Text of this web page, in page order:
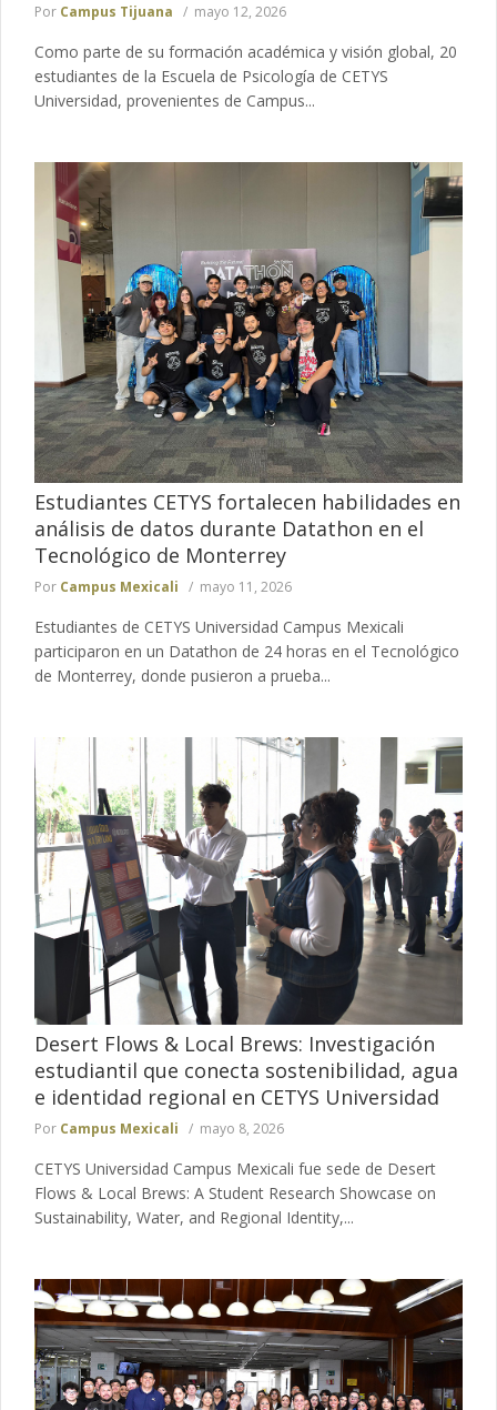
Por Campus Tijuana mayo 12, 2026
Como parte de su formación académica y visión global, 20
estudiantes de la Escuela de Psicología de CETYS
Universidad, provenientes de Campus...
Estudiantes CETYS fortalecen habilidades en
análisis de datos durante Datathon en el
Tecnológico de Monterrey
Por Campus Mexicali mayo 11, 2026
Estudiantes de CETYS Universidad Campus Mexicali
participaron en un Datathon de 24 horas en el Tecnológico
de Monterrey, donde pusieron a prueba...
Desert Flows & Local Brews: Investigación
estudiantil que conecta sostenibilidad, agua
e identidad regional en CETYS Universidad
Por Campus Mexicali mayo 8, 2026
CETYS Universidad Campus Mexicali fue sede de Desert
Flows & Local Brews: A Student Research Showcase on
Sustainability, Water, and Regional Identity,...